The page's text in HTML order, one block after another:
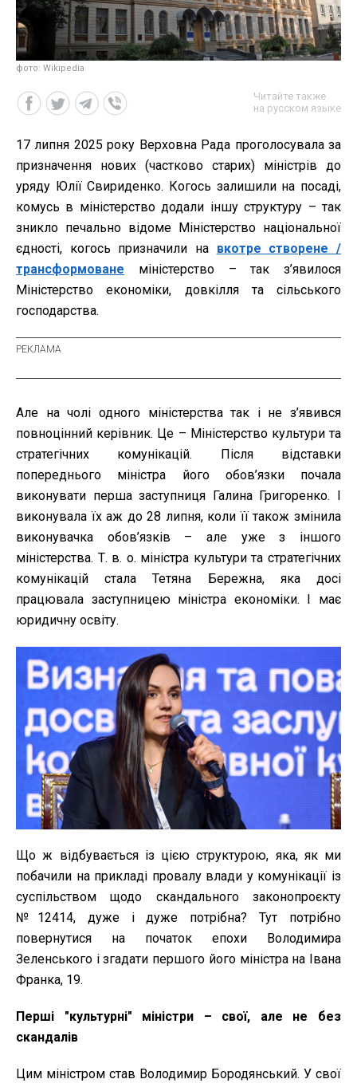
фото: Wikipedia
Читайте также
на русском языке
17 липня 2025 року Верховна Рада проголосувала за
призначення нових (частково старих) міністрів до
уряду Юлії Свириденко. Когось залишили на посаді,
комусь в міністерство додали іншу структуру – так
зникло печально відоме Міністерство національної
єдності, когось призначили на вкотре створене /
трансформоване міністерство – так з’явилося
Міністерство економіки, довкілля та сільського
господарства.
Але на чолі одного міністерства так і не з’явився
повноцінний керівник. Це – Міністерство культури та
стратегічних комунікацій. Після відставки
попереднього міністра його обов’язки почала
виконувати перша заступниця Галина Григоренко. І
виконувала їх аж до 28 липня, коли її також змінила
виконувачка обов’язків – але уже з іншого
міністерства. Т. в. о. міністра культури та стратегічних
комунікацій стала Тетяна Бережна, яка досі
працювала заступницею міністра економіки. І має
юридичну освіту.
Що ж відбувається із цією структурою, яка, як ми
побачили на прикладі провалу влади у комунікації із
суспільством щодо скандального законопроєкту
№12414, дуже і дуже потрібна? Тут потрібно
повернутися на початок епохи Володимира
Зеленського і згадати першого його міністра на Івана
Франка, 19.
Перші "культурні" міністри – свої, але не без
скандалів
Цим міністром став Володимир Бородянський. У свої